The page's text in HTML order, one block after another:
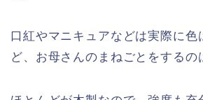
口紅やマニキュアなどは実際に色
ど、お母さんのまねごとをするの